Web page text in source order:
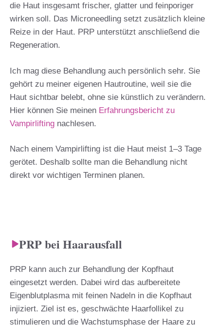
die Haut insgesamt frischer, glatter und feinporiger
wirken soll. Das Microneedling setzt zusätzlich kleine
Reize in der Haut. PRP unterstützt anschließend die
Regeneration.
Ich mag diese Behandlung auch persönlich sehr. Sie
gehört zu meiner eigenen Hautroutine, weil sie die
Haut sichtbar belebt, ohne sie künstlich zu verändern.
Hier können Sie meinen Erfahrungsbericht zu
Vampirlifting nachlesen.
Nach einem Vampirlifting ist die Haut meist 1–3 Tage
gerötet. Deshalb sollte man die Behandlung nicht
direkt vor wichtigen Terminen planen.
PRP bei Haarausfall
PRP kann auch zur Behandlung der Kopfhaut
eingesetzt werden. Dabei wird das aufbereitete
Eigenblutplasma mit feinen Nadeln in die Kopfhaut
injiziert. Ziel ist es, geschwächte Haarfollikel zu
stimulieren und die Wachstumsphase der Haare zu